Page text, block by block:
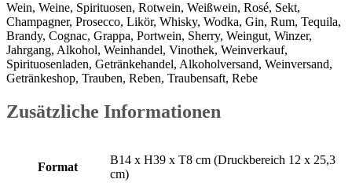
Wein, Weine, Spirituosen, Rotwein, Weißwein, Rosé, Sekt,
Champagner, Prosecco, Likör, Whisky, Wodka, Gin, Rum, Tequila,
Brandy, Cognac, Grappa, Portwein, Sherry, Weingut, Winzer,
Jahrgang, Alkohol, Weinhandel, Vinothek, Weinverkauf,
Spirituosenladen, Getränkehandel, Alkoholversand, Weinversand,
Getränkeshop, Trauben, Reben, Traubensaft, Rebe
Zusätzliche Informationen
Format
B14 x H39 x T8 cm (Druckbereich 12 x 25,3
cm)